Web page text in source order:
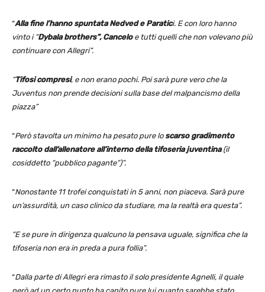
“Alla fine l’hanno spuntata Nedved e Paratici. E con loro hanno
vinto i “Dybala brothers”, Canceloe tutti quelli che non volevano più
continuare con Allegri”.
“Tifosi compresi, e non erano pochi. Poi sarà pure vero che la
Juventus non prende decisioni sulla base del malpancismo della
piazza”
“Però stavolta un minimo ha pesato pure lo scarso gradimento
raccolto dall’allenatore all’interno della tifoseria juventina(il
cosiddetto “pubblico pagante”)”.
“Nonostante 11 trofei conquistati in 5 anni, non piaceva. Sarà pure
un’assurdità, un caso clinico da studiare, ma la realtà era questa”.
“E se pure in dirigenza qualcuno la pensava uguale, significa che la
tifoseria non era in preda a pura follia”.
“Dalla parte di Allegri era rimasto il solo presidente Agnelli, il quale